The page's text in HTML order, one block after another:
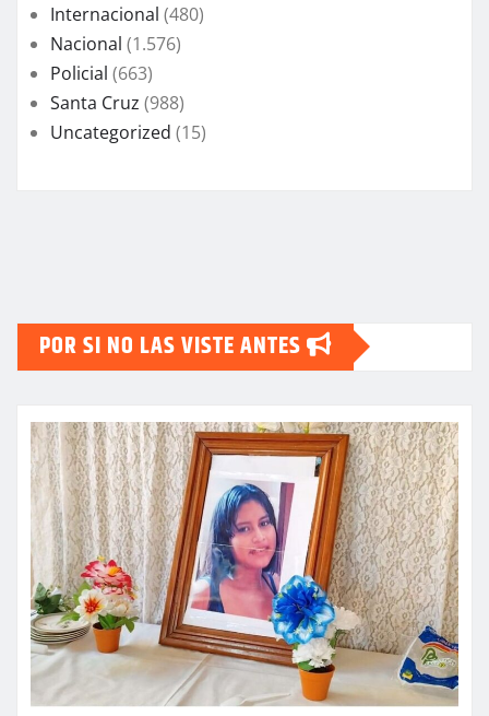
Internacional (480)
Nacional (1.576)
Policial (663)
Santa Cruz (988)
Uncategorized (15)
POR SI NO LAS VISTE ANTES